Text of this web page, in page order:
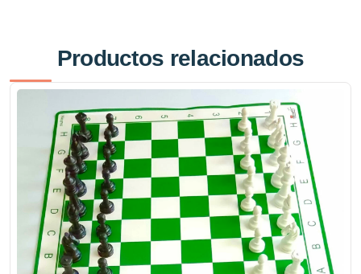
Productos relacionados